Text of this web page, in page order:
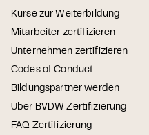
Kurse zur Weiterbildung
Mitarbeiter zertifizieren
Unternehmen zertifizieren
Codes of Conduct
Bildungspartner werden
Über BVDW Zertifizierung
FAQ Zertifizierung